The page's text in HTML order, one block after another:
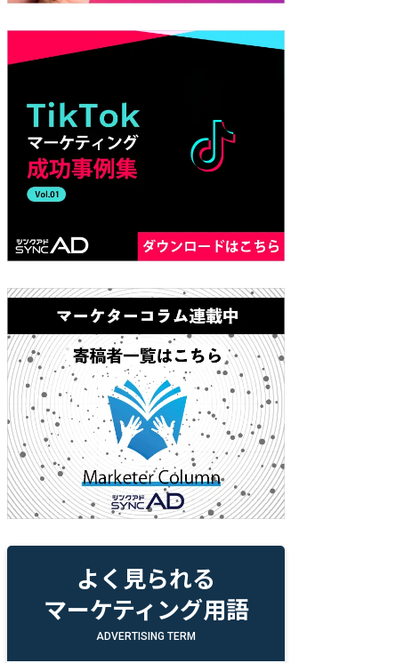
よく見られる
マーケティング用語
ADVERTISING TERM